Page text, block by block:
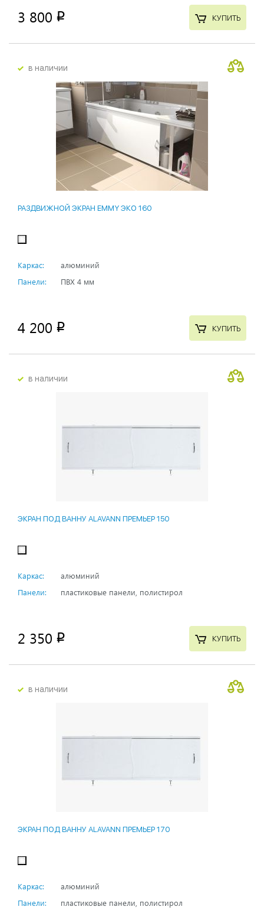
3 800 p КУПИТЬ
в наличии
РАЗДВИЖНОЙ ЭКРАН EMMY ЭКО 160
Каркас:
алюминий
Панели:
ПВХ 4 мм
4 200 p КУПИТЬ
в наличии
ЭКРАН ПОД ВАННУ ALAVANN ПРЕМЬЕР 150
Каркас:
алюминий
Панели:
пластиковые панели, полистирол
2 350 p КУПИТЬ
в наличии
ЭКРАН ПОД ВАННУ ALAVANN ПРЕМЬЕР 170
Каркас:
алюминий
Панели:
пластиковые панели, полистирол